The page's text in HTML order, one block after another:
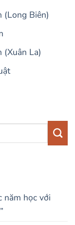
(Long Biên)
(Xuân La)
năm học với